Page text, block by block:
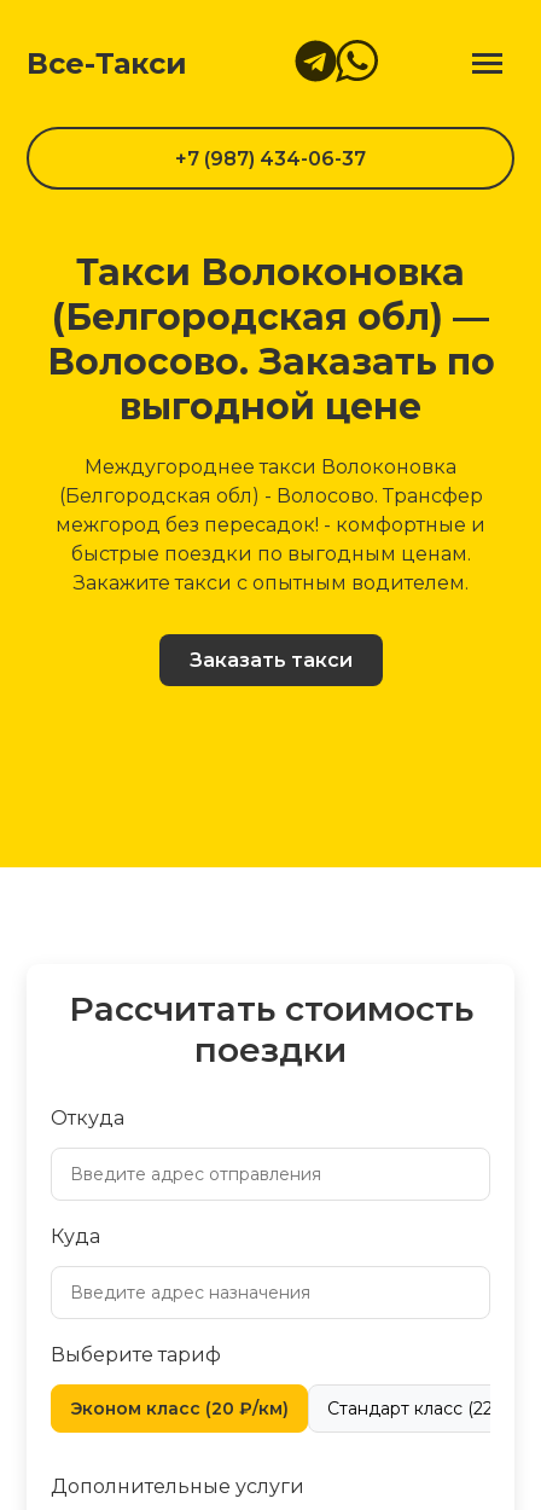
Все-Такси
+7 (987) 434-06-37
Такси Волоконовка
(Белгородская обл) —
Волосово. Заказать по
выгодной цене
Междугороднее такси Волоконовка
(Белгородская обл) - Волосово. Трансфер
межгород без пересадок! - комфортные и
быстрые поездки по выгодным ценам.
Закажите такси с опытным водителем.
Заказать такси
Рассчитать стоимость
поездки
Откуда
Куда
Выберите тариф
Эконом класс (20 ₽/км) Стандарт класс (22 ₽/
Дополнительные услуги